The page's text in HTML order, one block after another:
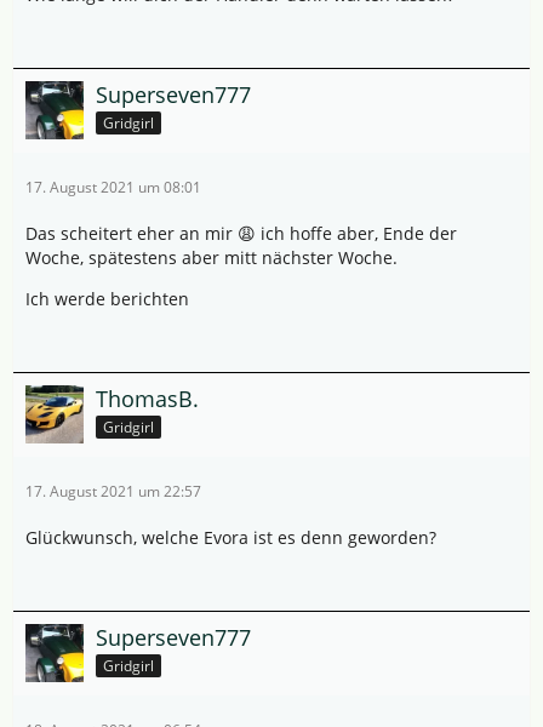
Superseven777
Gridgirl
17. August 2021 um 08:01
Das scheitert eher an mir 😩 ich hoffe aber, Ende der
Woche, spätestens aber mitt nächster Woche.
Ich werde berichten
ThomasB.
Gridgirl
17. August 2021 um 22:57
Glückwunsch, welche Evora ist es denn geworden?
Superseven777
Gridgirl